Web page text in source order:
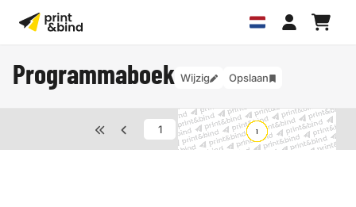
Programmaboek Wijzig Opslaan
van 8